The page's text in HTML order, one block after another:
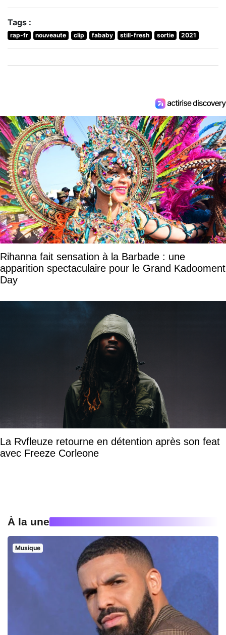
Tags :
rap-fr nouveaute clip fababy still-fresh sortie 2021
Rihanna fait sensation à la Barbade : une
apparition spectaculaire pour le Grand Kadooment
Day
La Rvfleuze retourne en détention après son feat
avec Freeze Corleone
À la une
Musique